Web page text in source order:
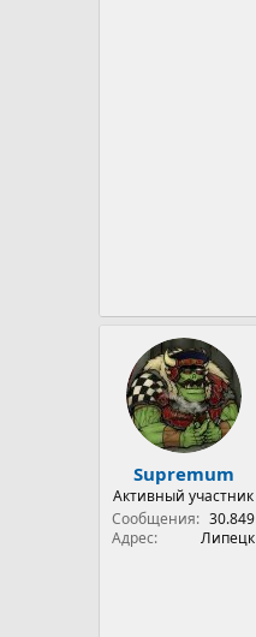
Supremum
Активный участник
Сообщения
30.849
Адрес
Липецк